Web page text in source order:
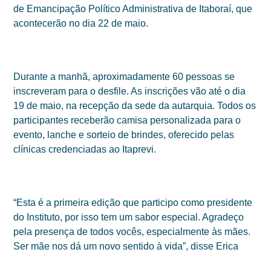
de Emancipação Político Administrativa de Itaboraí, que
acontecerão no dia 22 de maio.
Durante a manhã, aproximadamente 60 pessoas se
inscreveram para o desfile. As inscrições vão até o dia
19 de maio, na recepção da sede da autarquia. Todos os
participantes receberão camisa personalizada para o
evento, lanche e sorteio de brindes, oferecido pelas
clínicas credenciadas ao Itaprevi.
“Esta é a primeira edição que participo como presidente
do Instituto, por isso tem um sabor especial. Agradeço
pela presença de todos vocês, especialmente às mães.
Ser mãe nos dá um novo sentido à vida”, disse Erica